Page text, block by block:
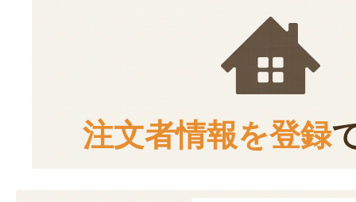
注文者情報を登録